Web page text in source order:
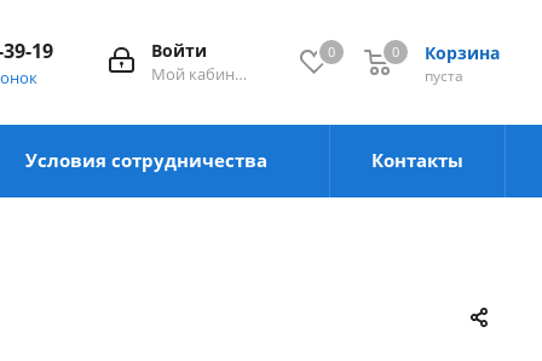
0 Корзина
0
пуста
0
Войти
Мой кабинет
19
Условия сотрудничества Контакты